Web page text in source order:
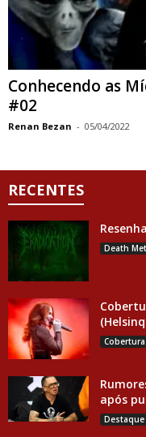
Conhecendo as
#02
Renan Bezan - 05/04/2022
RECENTES
Death
após
Destaque